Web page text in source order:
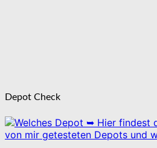
Depot Check
➥ Hier findest
von mir getesteten Depots und